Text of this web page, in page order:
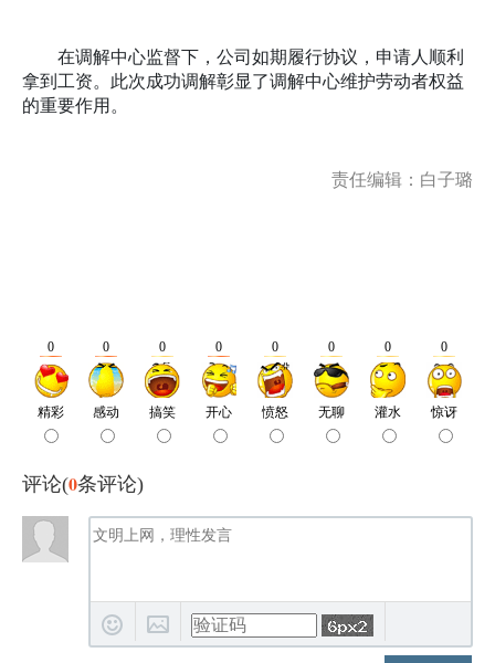
在调解中心监督下，公司如期履行协议，申请人顺利
拿到工资。此次成功调解彰显了调解中心维护劳动者权益
的重要作用。
责任编辑：白子璐
评论(0条评论)